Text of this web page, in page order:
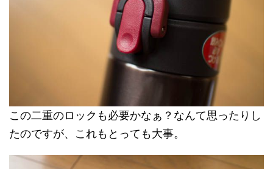
この二重のロックも必要かなぁ？なんて思ったりし
たのですが、これもとっても大事。